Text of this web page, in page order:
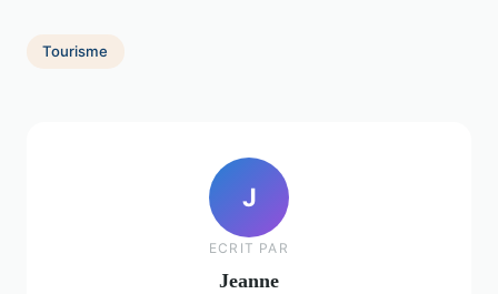
Tourisme
J
ECRIT PAR
Jeanne